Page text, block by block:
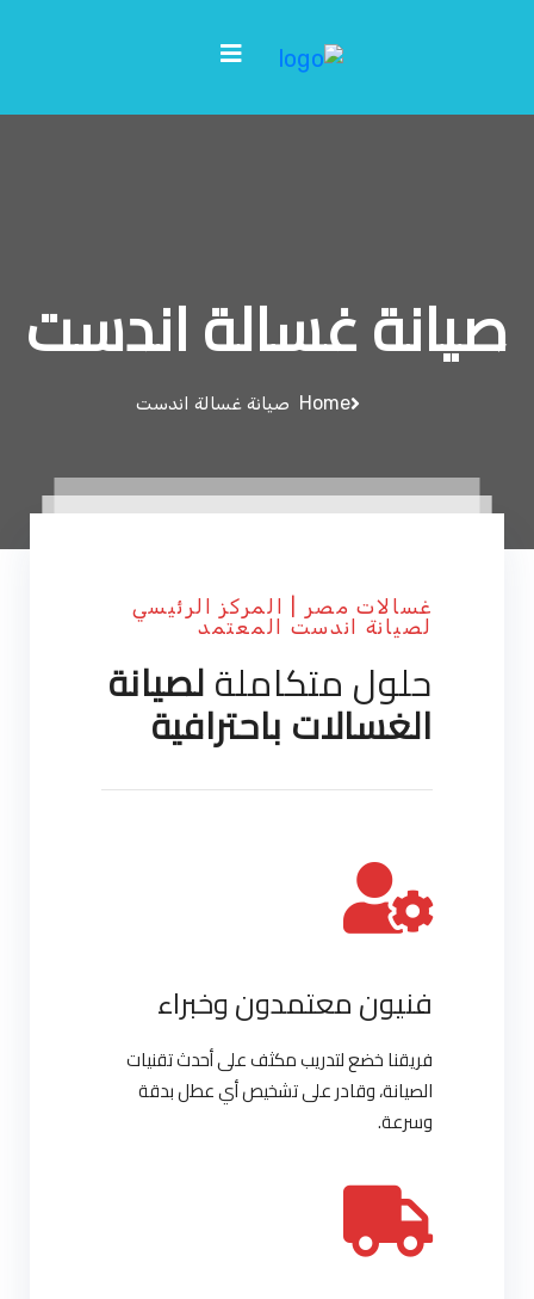
صيانة غسالة اندست
Home صيانة غسالة اندست
غسالات مصر | المركز الرئيسي
لصيانة اندست المعتمد
حلول متكاملةلصيانة
الغسالات باحترافية
فنيون معتمدون وخبراء
فريقنا خضع لتدريب مكثف على أحدث تقنيات
الصيانة، وقادر على تشخيص أي عطل بدقة
وسرعة.